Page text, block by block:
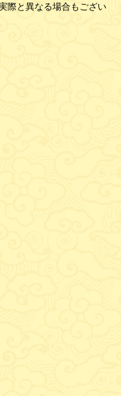
際と異なる場合もござい